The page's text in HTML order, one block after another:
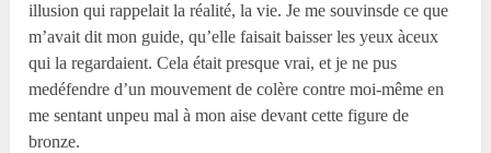
illusion qui rappelait la réalité, la vie. Je me souvinsde ce que
m’avait dit mon guide, qu’elle faisait baisser les yeux àceux
qui la regardaient. Cela était presque vrai, et je ne pus
medéfendre d’un mouvement de colère contre moi-même en
me sentant unpeu mal à mon aise devant cette figure de
bronze.